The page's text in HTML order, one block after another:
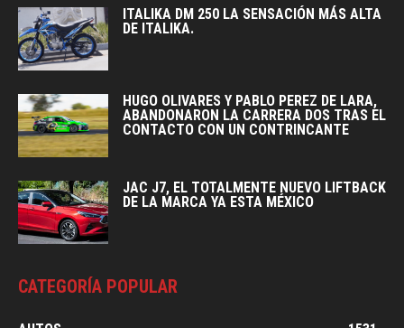
ITALIKA DM 250 LA SENSACIÓN MÁS ALTA
DE ITALIKA.
HUGO OLIVARES Y PABLO PEREZ DE LARA,
ABANDONARON LA CARRERA DOS TRAS EL
CONTACTO CON UN CONTRINCANTE
JAC J7, EL TOTALMENTE NUEVO LIFTBACK
DE LA MARCA YA ESTA MÉXICO
CATEGORÍA POPULAR